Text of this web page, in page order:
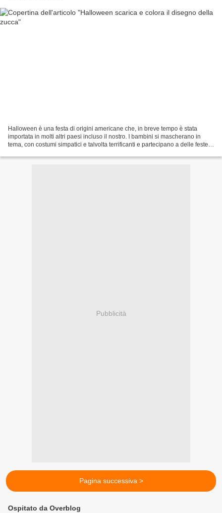
Halloween è una festa di origini americane che, in breve tempo è stata
importata in molti altri paesi incluso il nostro. I bambini si mascherano in
tema, con costumi simpatici e talvolta terrificanti e partecipano a delle feste o
Pubblicità
Pagina successiva >
Ospitato da Overblog